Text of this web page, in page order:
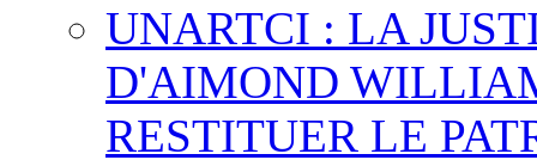
UNARTCI : LA
D'AIMOND
RESTITUER LE